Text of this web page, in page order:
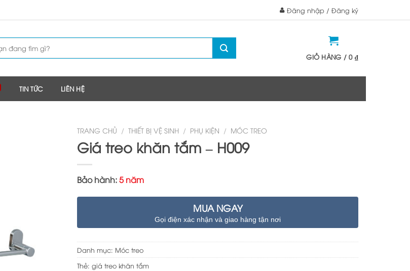
Đăng nhập / Đăng ký
GIỎ HÀNG /0 ₫
TIN TỨC LIÊN HỆ
TRANG CHỦ / THIẾT BỊ VỆ SINH / PHỤ KIỆN / MÓC TREO
Giá treo khăn tắm – H009
Bảo hành:5 năm
MUA NGAY
Gọi điện xác nhận và giao hàng tận nơi
Danh mục: Móc treo
Thẻ: giá treo khăn tắm